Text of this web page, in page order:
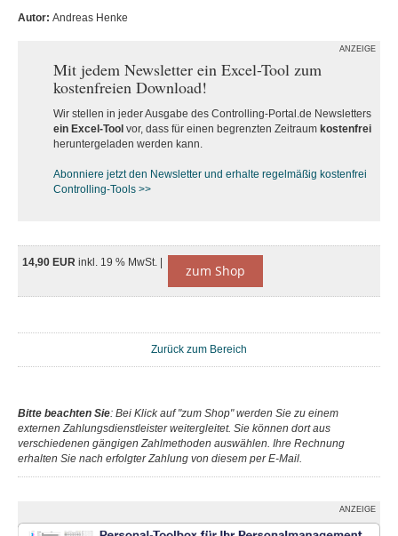
Autor: Andreas Henke
ANZEIGE
Mit jedem Newsletter ein Excel-Tool zum
kostenfreien Download!
Wir stellen in jeder Ausgabe des Controlling-Portal.de Newsletters
ein Excel-Tool vor, dass für einen begrenzten Zeitraum kostenfrei
heruntergeladen werden kann.
Abonniere jetzt den Newsletter und erhalte regelmäßig kostenfrei
Controlling-Tools >>
14,90 EUR inkl. 19 % MwSt. | zum Shop
Zurück zum Bereich
Bitte beachten Sie: Bei Klick auf "zum Shop" werden Sie zu einem
externen Zahlungsdienstleister weitergleitet. Sie können dort aus
verschiedenen gängigen Zahlmethoden auswählen. Ihre Rechnung
erhalten Sie nach erfolgter Zahlung von diesem per E-Mail.
ANZEIGE